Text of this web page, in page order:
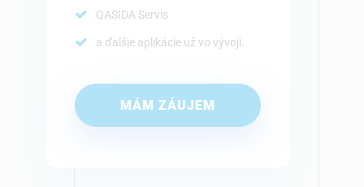
QASIDA Servis
a ďalšie aplikácie už vo vývoji.
MÁM ZÁUJEM